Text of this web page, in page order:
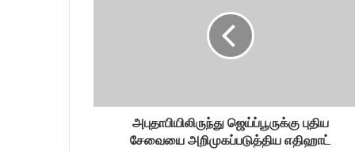
r
அபுதாபியிலிருந்து ஜெய்ப்பூருக்கு புதிய
சேவையை அறிமுகப்படுத்திய எதிஹாட்